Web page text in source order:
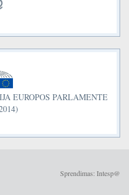
EUROPOS PARLAMENTE
Sprendimas: Intesp@